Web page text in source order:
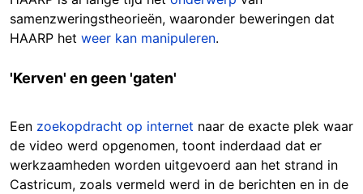
samenzweringstheorieën, waaronder beweringen dat
HAARP het weer kan manipuleren.
'Kerven' en geen 'gaten'
Een zoekopdracht op internet naar de exacte plek waar
de video werd opgenomen, toont inderdaad dat er
werkzaamheden worden uitgevoerd aan het strand in
Castricum, zoals vermeld werd in de berichten en in de